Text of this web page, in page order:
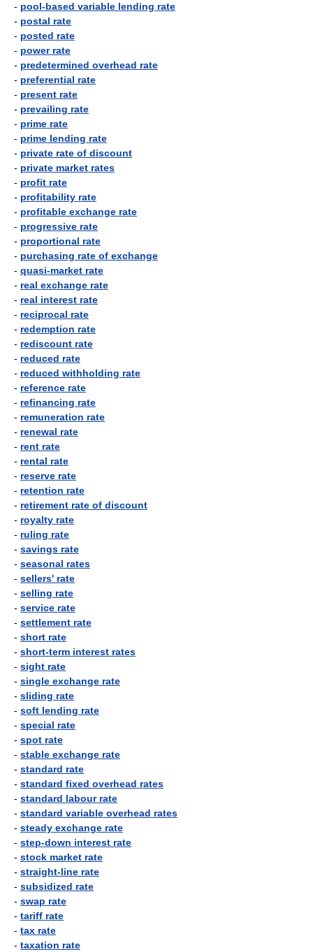
- pool-based variable lending rate
- postal rate
- posted rate
- power rate
- predetermined overhead rate
- preferential rate
- present rate
- prevailing rate
- prime rate
- prime lending rate
- private rate of discount
- private market rates
- profit rate
- profitability rate
- profitable exchange rate
- progressive rate
- proportional rate
- purchasing rate of exchange
- quasi-market rate
- real exchange rate
- real interest rate
- reciprocal rate
- redemption rate
- rediscount rate
- reduced rate
- reduced withholding rate
- reference rate
- refinancing rate
- remuneration rate
- renewal rate
- rent rate
- rental rate
- reserve rate
- retention rate
- retirement rate of discount
- royalty rate
- ruling rate
- savings rate
- seasonal rates
- sellers' rate
- selling rate
- service rate
- settlement rate
- short rate
- short-term interest rates
- sight rate
- single exchange rate
- sliding rate
- soft lending rate
- special rate
- spot rate
- stable exchange rate
- standard rate
- standard fixed overhead rates
- standard labour rate
- standard variable overhead rates
- steady exchange rate
- step-down interest rate
- stock market rate
- straight-line rate
- subsidized rate
- swap rate
- tariff rate
- tax rate
- taxation rate